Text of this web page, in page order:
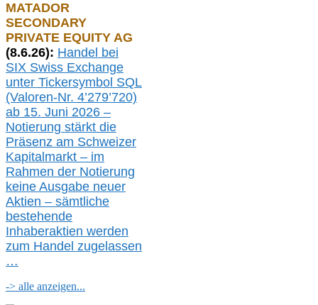
MATADOR
SECONDARY
PRIVATE EQUITY AG
(8.6.26): Handel bei
SIX Swiss Exchange
unter Tickersymbol SQL
(Valoren-Nr. 4’279’720)
ab 15. Juni 2026 –
Notierung stärkt die
Präsenz am Schweizer
Kapitalmarkt – im
Rahmen der Notierung
keine Ausgabe neuer
Aktien – sämtliche
bestehende
Inhaberaktien werden
zum Handel zugelassen
…
-> alle anzeigen...